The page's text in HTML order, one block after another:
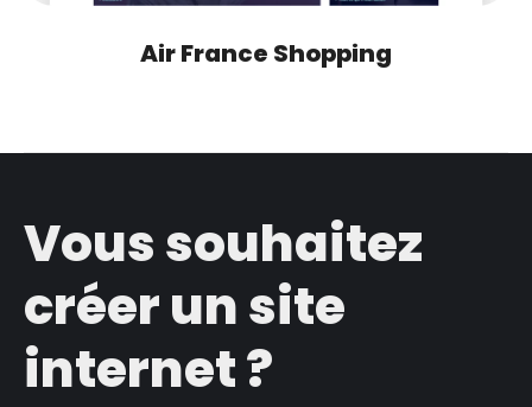
Air France Shopping
Vous souhaitez
créer un site
internet ?